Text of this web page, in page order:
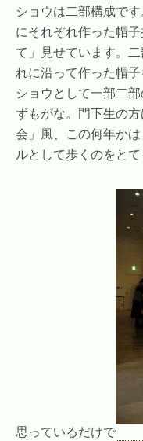
ショウは二部構成で
にそれぞれ作った帽
て」見せています。
れに沿って作った帽子
ショウとして一部二
ずもがな。門下生の
会」風、この何年か
ルとして歩くのをと
思っているだけで